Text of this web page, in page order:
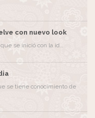
con nuevo look
se inició con la id…
se tiene conocimiento de